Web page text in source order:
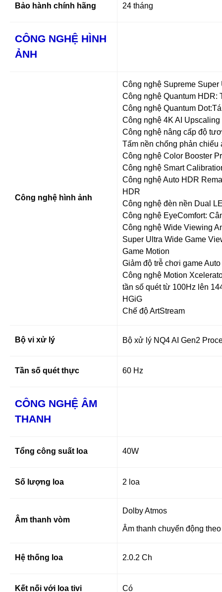
Bảo hành chính hãng 24 tháng
CÔNG NGHỆ HÌNH
ẢNH
Công nghệ hình ảnh
Công nghệ Supreme
Công nghệ Quantum HDR:
Công nghệ Quantum
Công nghệ 4K AI
Công nghệ nâng cấp độ
Tấm nền chống phản chiếu
Công nghệ Color Booster
Công nghệ Smart
Công nghệ Auto HDR
HDR
Công nghệ đèn nền Dual
Công nghệ EyeComfort:
Công nghệ Wide Viewing
Super Ultra Wide Game
Game Motion
Giảm độ trễ chơi game
Công nghệ Motion
tần số quét từ 100Hz lên
HGiG
Chế độ ArtStream
Bộ vi xử lý Bộ xử lý NQ4 AI Gen2
Tần số quét thực 60 Hz
CÔNG NGHỆ ÂM
THANH
Tổng công suất loa 40W
Số lượng loa 2 loa
Âm thanh vòm
Dolby Atmos
Âm thanh chuyển động
Hệ thống loa 2.0.2 Ch
Kết nối với loa tivi Có